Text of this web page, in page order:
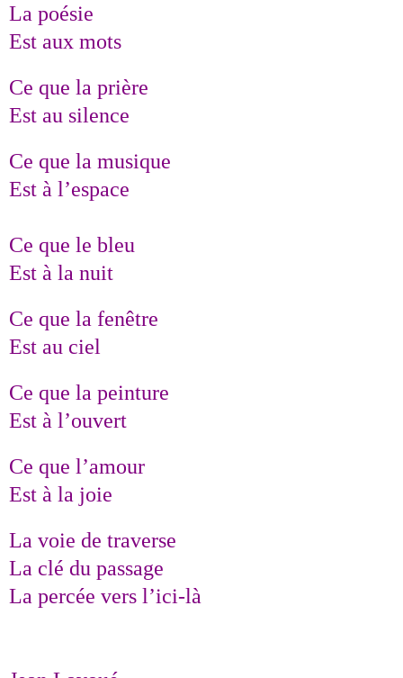
La poésie
Est aux mots
Ce que la prière
Est au silence
Ce que la musique
Est à l’espace
Ce que le bleu
Est à la nuit
Ce que la fenêtre
Est au ciel
Ce que la peinture
Est à l’ouvert
Ce que l’amour
Est à la joie
La voie de traverse
La clé du passage
La percée vers l’ici-là